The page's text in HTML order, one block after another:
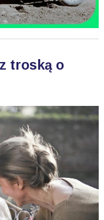
troską o